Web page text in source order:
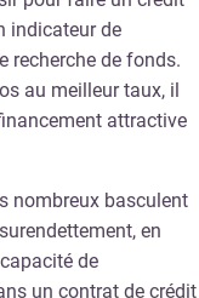
indicateur de
recherche de fonds.
au meilleur taux, il
attractive
nombreux basculent
en
de
un contrat de crédit